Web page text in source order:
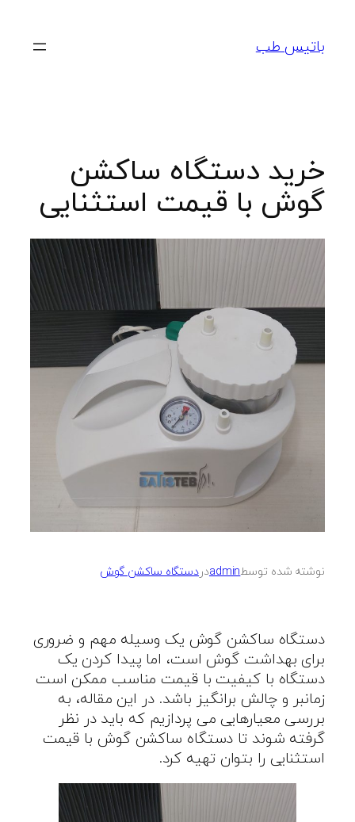
محتواباتیس طب
خرید دستگاه ساکشن
گوش با قیمت استثنایی
نوشته شده توسطadminدر دستگاه ساکشن گوش
دستگاه ساکشن گوش یک وسیله مهم و ضروری
برای بهداشت گوش است، اما پیدا کردن یک
دستگاه با کیفیت با قیمت مناسب ممکن است
زمانبر و چالش برانگیز باشد. در این مقاله، به
بررسی معیارهایی می پردازیم که باید در نظر
گرفته شوند تا دستگاه ساکشن گوش با قیمت
استثنایی را بتوان تهیه کرد.